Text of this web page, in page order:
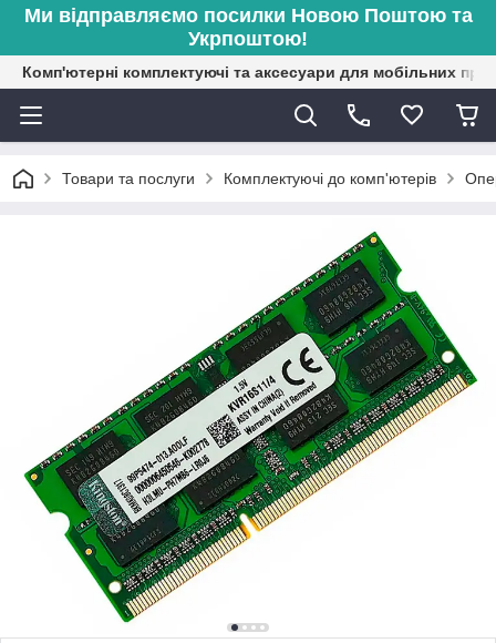
Ми відправляємо посилки Новою Поштою та
Укрпоштою!
Комп'ютерні комплектуючі та аксесуари для мобільних
Товари та послуги Комплектуючі до комп'ютерів